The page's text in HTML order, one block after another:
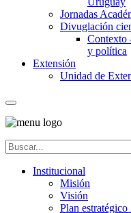
Jornadas
Divuglación
Contexto
y política
Extensión
Unidad de
Institucional
Misión
Visión
Plan